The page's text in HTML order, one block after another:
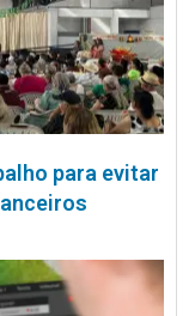
para evitar